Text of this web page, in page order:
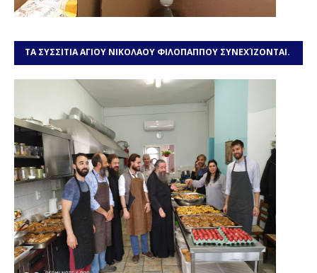
ΤΑ ΣΥΣΣΙΤΙΑ ΑΓΙΟΥ ΝΙΚΟΛΑΟΥ ΦΙΛΟΠΑΠΠΟΥ ΣΥΝΕΧΊΖΟΝΤΑΙ.